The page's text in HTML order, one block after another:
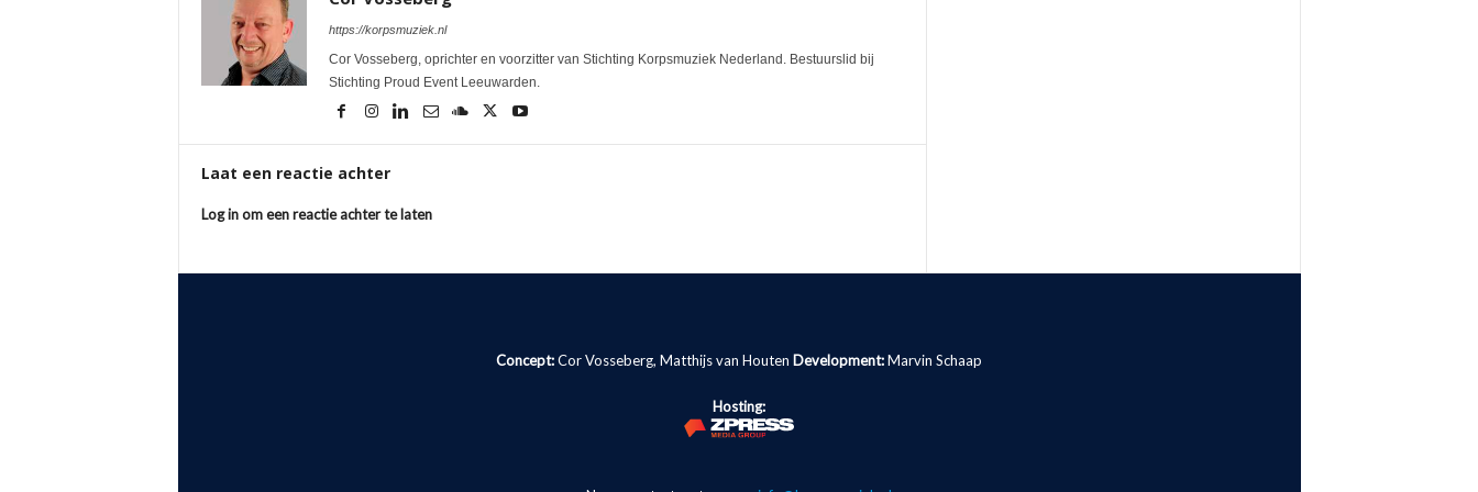
https://korpsmuziek.nl
Cor Vosseberg, oprichter en voorzitter van Stichting Korpsmuziek Nederland. Bestuurslid bij
Stichting Proud Event Leeuwarden.
Laat een reactie achter
Log in om een reactie achter te laten
Concept:Cor Vosseberg, Matthijs van Houten Development:Marvin Schaap
Hosting: